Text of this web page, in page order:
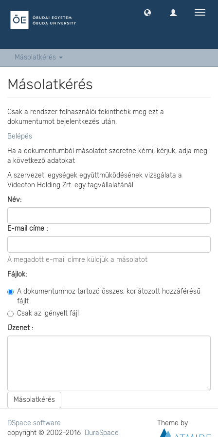
Másolatkérés
Másolatkérés
Csak a rendszer felhasználói tekinthetik meg ezt a
dokumentumot bejelentkezés után.
Belépés
Ha a dokumentumból másolatot szeretne kérni, kérjük, adja meg
a következő adatokat
A szervezeti egységek együttmüködésének vizsgálata a
Videoton Holding Zrt. egy tagvállalatánál
Név:
E-mail címe :
A megadott e-mail címre küldjük a másolatot
Fájlok:
A dokumentumhoz tartozó összes, korlátozott hozzáférésű
fájlt
Csak az igényelt fájl
Üzenet :
Másolatkérés
DSpace software
copyright © 2002-2016 DuraSpace
Theme by